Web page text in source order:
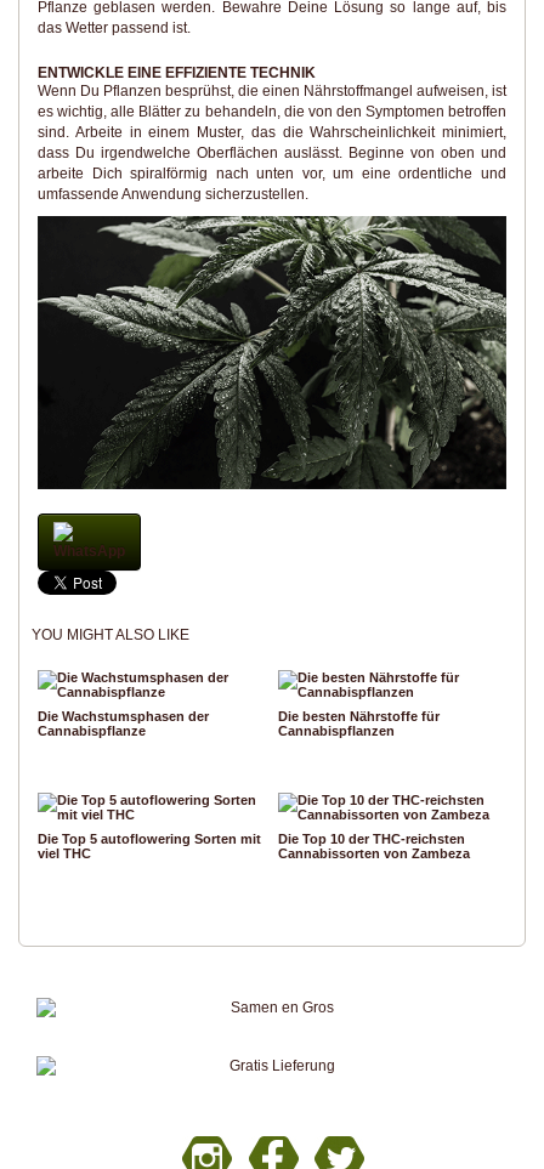
Pflanze geblasen werden. Bewahre Deine Lösung so lange auf, bis
das Wetter passend ist.
ENTWICKLE EINE EFFIZIENTE TECHNIK
Wenn Du Pflanzen besprühst, die einen Nährstoffmangel aufweisen, ist
es wichtig, alle Blätter zu behandeln, die von den Symptomen betroffen
sind. Arbeite in einem Muster, das die Wahrscheinlichkeit minimiert,
dass Du irgendwelche Oberflächen auslässt. Beginne von oben und
arbeite Dich spiralförmig nach unten vor, um eine ordentliche und
umfassende Anwendung sicherzustellen.
WhatsApp
YOU MIGHT ALSO LIKE
Die Wachstumsphasen der
Cannabispflanze
Die besten Nährstoffe für
Cannabispflanzen
Die Top 5 autoflowering Sorten mit
viel THC
Die Top 10 der THC-reichsten
Cannabissorten von Zambeza